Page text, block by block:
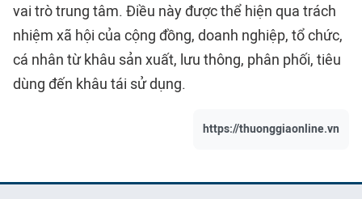
vai trò trung tâm. Điều này được thể hiện qua trách
nhiệm xã hội của cộng đồng, doanh nghiệp, tổ chức,
cá nhân từ khâu sản xuất, lưu thông, phân phối, tiêu
dùng đến khâu tái sử dụng.
https://thuonggiaonline.vn